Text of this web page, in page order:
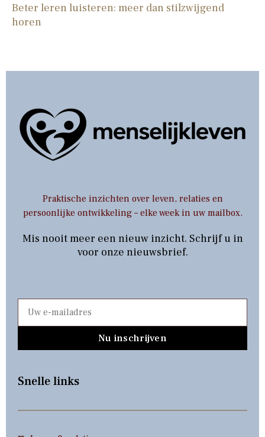
Beter leren luisteren: meer dan stilzwijgend
horen
Praktische inzichten over leven, relaties en
persoonlijke ontwikkeling – elke week in uw mailbox.
Mis nooit meer een nieuw inzicht. Schrijf u in
voor onze nieuwsbrief.
Nu inschrijven
Snelle links